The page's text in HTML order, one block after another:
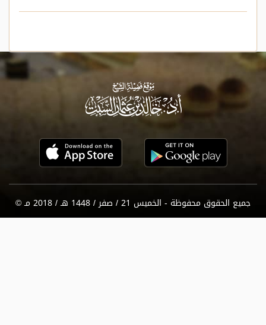
جميع الحقوق محفوظة - الخميس 21 / صفر / 1448 هـ / 2018 مـ ©